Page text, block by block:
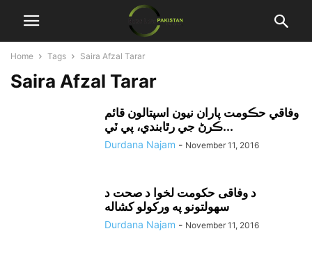
Home Tags Saira Afzal Tarar
Saira Afzal Tarar
وفاقي حڪومت پاران نيون اسپتالون قائم
ڪرڻ جي رٿابندي، پي ٽي...
Durdana Najam - November 11, 2016
د وفاقى حکومت لخوا د صحت د
سهولتونو په ورکولو کشاله
Durdana Najam - November 11, 2016